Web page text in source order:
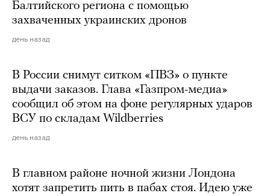
Балтийского региона с помощью
захваченных украинских дронов
день назад
В России снимут ситком «ПВЗ» о пункте
выдачи заказов. Глава «Газпром-медиа»
сообщил об этом на фоне регулярных ударов
ВСУ по складам Wildberries
день назад
В главном районе ночной жизни Лондона
хотят запретить пить в пабах стоя. Идею уже